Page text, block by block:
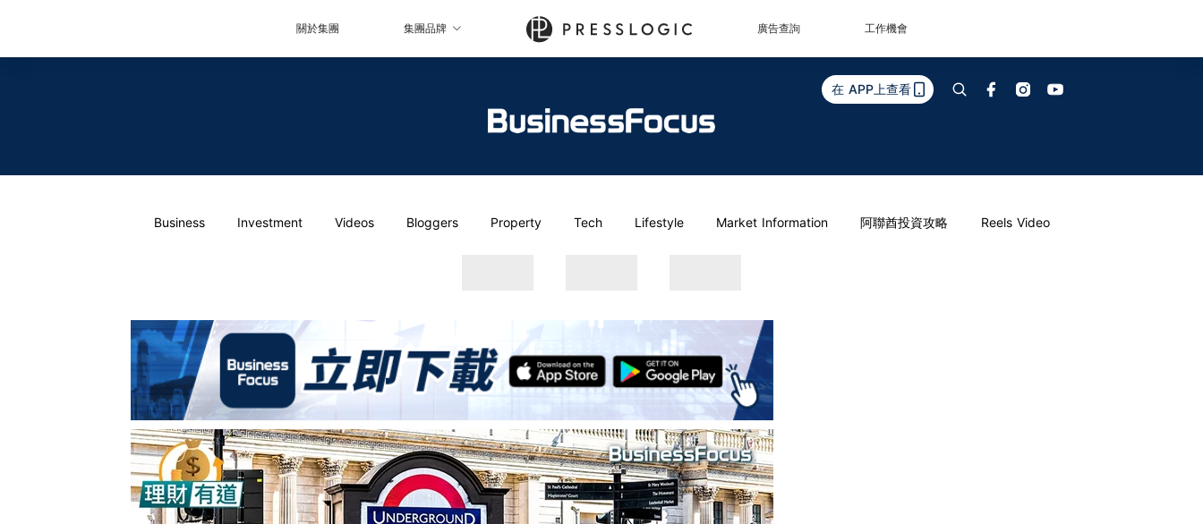
關於集團 集團品牌 廣告查詢 工作機會
在 APP上查看
Business Investment Videos Bloggers Property Tech Lifestyle Market Information 阿聯酋投資攻略 Reels Video